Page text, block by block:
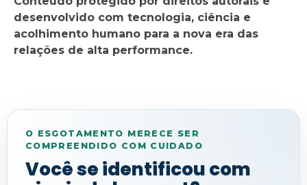
desenvolvido com tecnologia, ciência e
acolhimento humano para a nova era das
relações de alta performance.
O ESGOTAMENTO MERECE SER
COMPREENDIDO COM CUIDADO
Você se identificou com